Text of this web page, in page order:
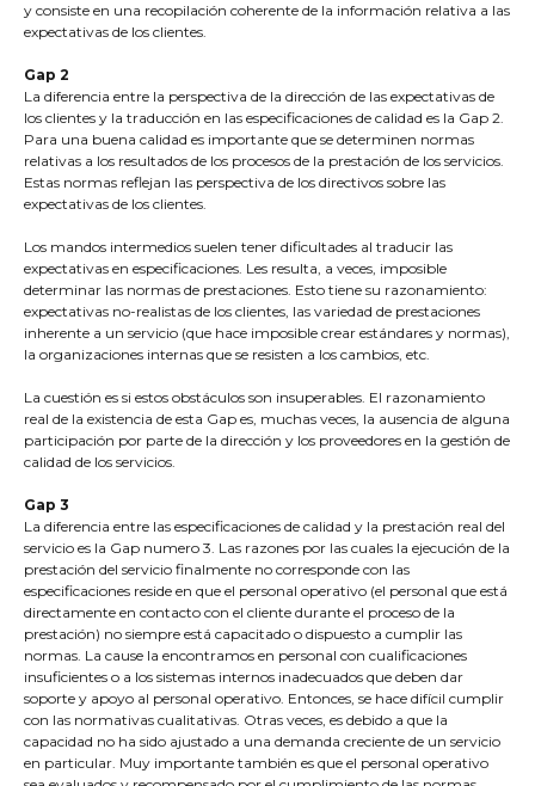
y consiste en una recopilación coherente de la información relativa a las
expectativas de los clientes.
Gap 2
La diferencia entre la perspectiva de la dirección de las expectativas de
los clientes y la traducción en las especificaciones de calidad es la Gap 2.
Para una buena calidad es importante que se determinen normas
relativas a los resultados de los procesos de la prestación de los servicios.
Estas normas reflejan las perspectiva de los directivos sobre las
expectativas de los clientes.
Los mandos intermedios suelen tener dificultades al traducir las
expectativas en especificaciones. Les resulta, a veces, imposible
determinar las normas de prestaciones. Esto tiene su razonamiento:
expectativas no-realistas de los clientes, las variedad de prestaciones
inherente a un servicio (que hace imposible crear estándares y normas),
la organizaciones internas que se resisten a los cambios, etc.
La cuestión es si estos obstáculos son insuperables. El razonamiento
real de la existencia de esta Gap es, muchas veces, la ausencia de alguna
participación por parte de la dirección y los proveedores en la gestión de
calidad de los servicios.
Gap 3
La diferencia entre las especificaciones de calidad y la prestación real del
servicio es la Gap numero 3. Las razones por las cuales la ejecución de la
prestación del servicio finalmente no corresponde con las
especificaciones reside en que el personal operativo (el personal que está
directamente en contacto con el cliente durante el proceso de la
prestación) no siempre está capacitado o dispuesto a cumplir las
normas. La cause la encontramos en personal con cualificaciones
insuficientes o a los sistemas internos inadecuados que deben dar
soporte y apoyo al personal operativo. Entonces, se hace difícil cumplir
con las normativas cualitativas. Otras veces, es debido a que la
capacidad no ha sido ajustado a una demanda creciente de un servicio
en particular. Muy importante también es que el personal operativo